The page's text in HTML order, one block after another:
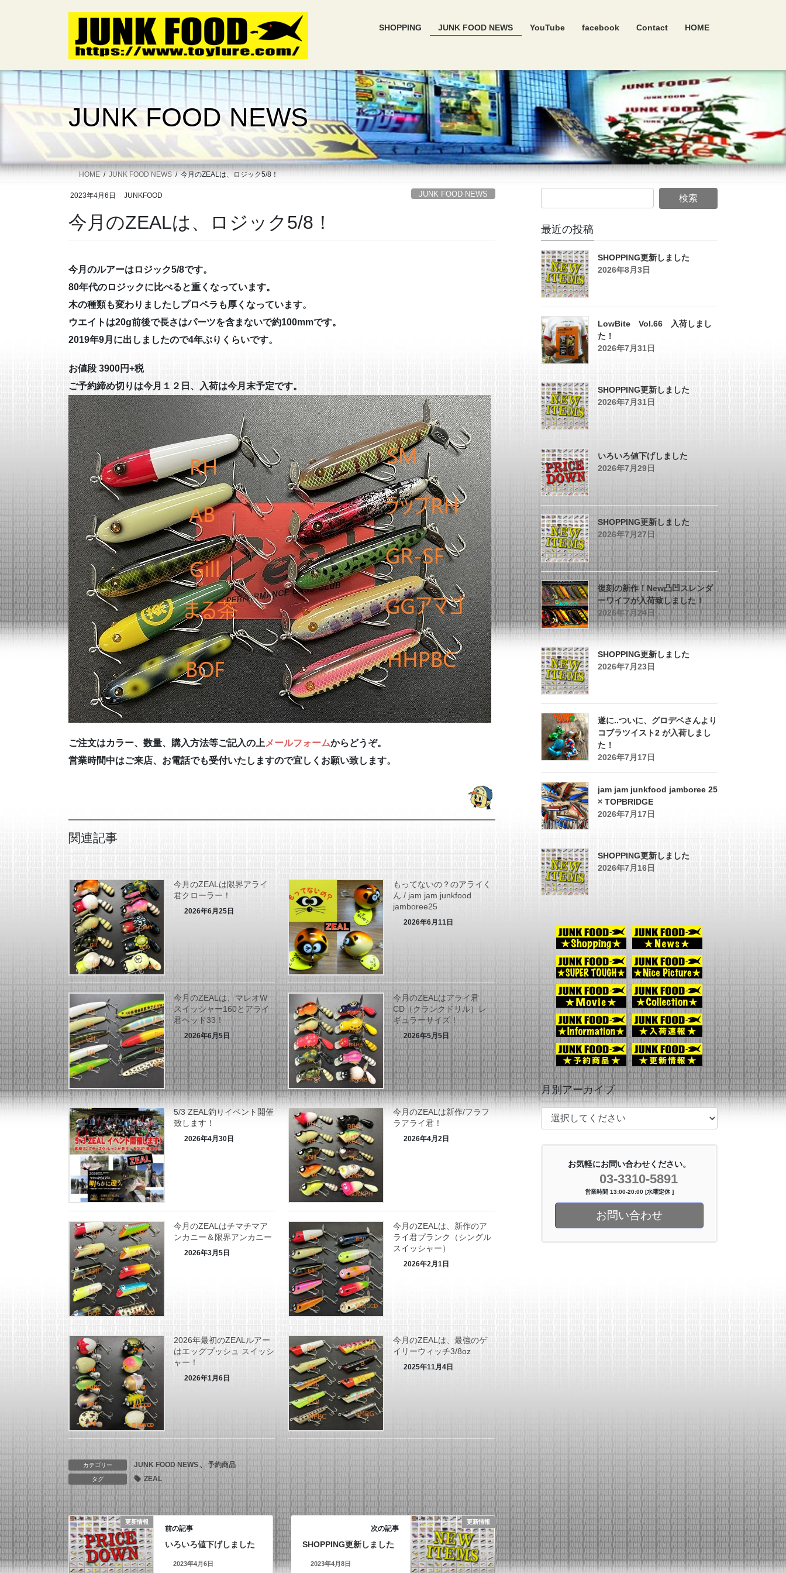
キ
に
SHOPPING JUNK FOOD NEWS YouTube facebook Contact HOME
JUNK FOOD NEWS
HOME JUNK FOOD NEWS 今月のZEALは、ロジック5/8！
2023年4月6日 JUNKFOOD JUNK FOOD NEWS
今月のZEALは、ロジック5/8！
今月のルアーはロジック5/8です。
80年代のロジックに比べると重くなっています。
木の種類も変わりましたしプロペラも厚くなっています。
ウエイトは20g前後で長さはパーツを含まないで約100mmです。
2019年9月に出しましたので4年ぶりくらいです。
お値段 3900円+税
ご予約締め切りは今月１２日、入荷は今月末予定です。
ご注文はカラー、数量、購入方法等ご記入の上 メールフォームからどうぞ。
営業時間中はご来店、お電話でも受付いたしますので宜しくお願い致します。
関連記事
今月のZEALは限界アライ
君クローラー！
2026年6月25日
もってないの？のアライく
ん / jam jam junkfood
jamboree25
2026年6月11日
今月のZEALは、マレオW
スイッシャー160とアライ
君ヘッド33！
2026年6月5日
今月のZEALはアライ君
CD（クランクドリル）レ
ギュラーサイズ！
2026年5月5日
5/3 ZEAL釣りイベント開催
致します！
2026年4月30日
今月のZEALは新作/フラフ
ラアライ君！
2026年4月2日
今月のZEALはチマチマア
ンカニー＆限界アンカニー
2026年3月5日
今月のZEALは、新作のア
ライ君プランク（シングル
スイッシャー）
2026年2月1日
2026年最初のZEALルアー
はエッグプッシュ スイッシ
ャー！
2026年1月6日
今月のZEALは、最強のゲ
イリーウィッチ3/8oz
2025年11月4日
カテゴリー JUNK FOOD NEWS 、 予約商品
タグ ZEAL
更新情報
前の記事
いろいろ値下げしました
2023年4月6日
更新情報
次の記事
SHOPPING更新しました
2023年4月8日
最近の投稿
SHOPPING更新しました
2026年8月3日
LowBite Vol.66 入荷しまし
た！
2026年7月31日
SHOPPING更新しました
2026年7月31日
いろいろ値下げしました
2026年7月29日
SHOPPING更新しました
2026年7月27日
復刻の新作！New凸凹スレンダ
ーワイフが入荷致しました！
2026年7月24日
SHOPPING更新しました
2026年7月23日
遂に..ついに、グロデベさんより
コブラツイスト2 が入荷しまし
た！
2026年7月17日
jam jam junkfood jamboree 25
× TOPBRIDGE
2026年7月17日
SHOPPING更新しました
2026年7月16日
月別アーカイブ
お気軽にお問い合わせください。
03-3310-5891
営業時間 13:00-20:00 [水曜定休 ]
お問い合わせ